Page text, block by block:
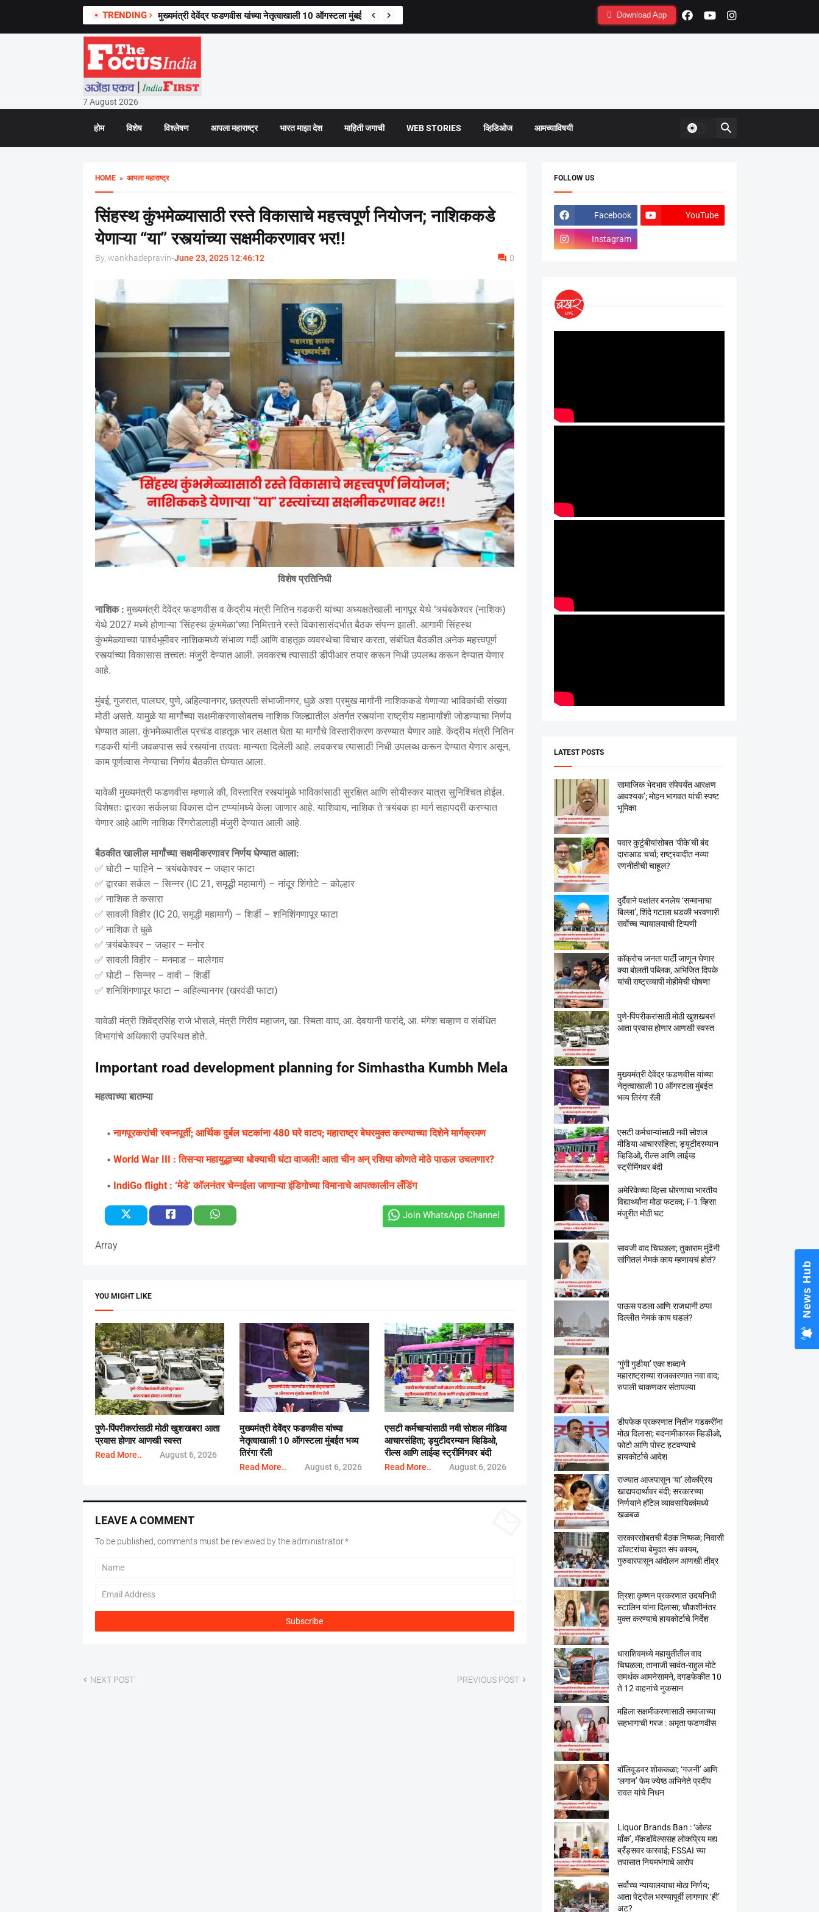
TRENDING मुख्यमंत्री देवेंद्र फडणवीस यांच्या नेतृत्वाखाली 10 ऑगस्टला मुंबईत भव्य तिरंगा रॅली Download App
7 August 2026
होम विशेष विश्लेषण आपला महाराष्ट्र भारत माझा देश माहिती जगाची WEB STORIES व्हिडिओज आमच्याविषयी
HOME» आपला महाराष्ट्र
सिंहस्थ कुंभमेळ्यासाठी रस्ते विकासाचे महत्त्वपूर्ण नियोजन; नाशिककडे
येणाऱ्या “या” रस्त्यांच्या सक्षमीकरणावर भर!!
By, wankhadepravin-June 23, 2025 12:46:12 0
विशेष प्रतिनिधी
नाशिक : मुख्यमंत्री देवेंद्र फडणवीस व केंद्रीय मंत्री नितिन गडकरी यांच्या अध्यक्षतेखाली नागपूर येथे ‘त्र्यंबकेश्वर (नाशिक)
येथे 2027 मध्ये होणाऱ्या ‘सिंहस्थ कुंभमेळा’च्या निमित्ताने रस्ते विकासासंदर्भात बैठक संपन्न झाली. आगामी सिंहस्थ
कुंभमेळ्याच्या पार्श्वभूमीवर नाशिकमध्ये संभाव्य गर्दी आणि वाहतूक व्यवस्थेचा विचार करता, संबंधित बैठकीत अनेक महत्त्वपूर्ण
रस्त्यांच्या विकासास तत्त्वतः मंजुरी देण्यात आली. लवकरच त्यासाठी डीपीआर तयार करून निधी उपलब्ध करून देण्यात येणार
आहे.
मुंबई, गुजरात, पालघर, पुणे, अहिल्यानगर, छत्रपती संभाजीनगर, धुळे अशा प्रमुख मार्गांनी नाशिककडे येणाऱ्या भाविकांची संख्या
मोठी असते. यामुळे या मार्गांच्या सक्षमीकरणासोबतच नाशिक जिल्ह्यातील अंतर्गत रस्त्यांना राष्ट्रीय महामार्गांशी जोडण्याचा निर्णय
घेण्यात आला. कुंभमेळ्यातील प्रचंड वाहतूक भार लक्षात घेता या मार्गांचे विस्तारीकरण करण्यात येणार आहे. केंद्रीय मंत्री नितिन
गडकरी यांनी जवळपास सर्व रस्त्यांना तत्वतः मान्यता दिलेली आहे. लवकरच त्यासाठी निधी उपलब्ध करून देण्यात येणार असून,
काम पूर्णत्वास नेण्याचा निर्णय बैठकीत घेण्यात आला.
यावेळी मुख्यमंत्री फडणवीस म्हणाले की, विस्तारित रस्त्यांमुळे भाविकांसाठी सुरक्षित आणि सोयीस्कर यात्रा सुनिश्चित होईल.
विशेषतः द्वारका सर्कलचा विकास दोन टप्प्यांमध्ये केला जाणार आहे. याशिवाय, नाशिक ते त्र्यंबक हा मार्ग सहापदरी करण्यात
येणार आहे आणि नाशिक रिंगरोडलाही मंजुरी देण्यात आली आहे.
बैठकीत खालील मार्गांच्या सक्षमीकरणावर निर्णय घेण्यात आला:
✅ घोटी – पाहिने – त्र्यंबकेश्वर – जव्हार फाटा
✅ द्वारका सर्कल – सिन्नर (IC 21, समृद्धी महामार्ग) – नांदूर शिंगोटे – कोल्हार
✅ नाशिक ते कसारा
✅ सावली विहीर (IC 20, समृद्धी महामार्ग) – शिर्डी – शनिशिंगणापूर फाटा
✅ नाशिक ते धुळे
✅ त्र्यंबकेश्वर – जव्हार – मनोर
✅ सावली विहीर – मनमाड – मालेगाव
✅ घोटी – सिन्नर – वावी – शिर्डी
✅ शनिशिंगणापूर फाटा – अहिल्यानगर (खरवंडी फाटा)
यावेळी मंत्री शिवेंद्रसिंह राजे भोसले, मंत्री गिरीष महाजन, खा. स्मिता वाघ, आ. देवयानी फरांदे, आ. मंगेश चव्हाण व संबंधित
विभागांचे अधिकारी उपस्थित होते.
Important road development planning for Simhastha Kumbh Mela
महत्वाच्या बातम्या
नागपूरकरांची स्वप्नपूर्ती; आर्थिक दुर्बल‌ घटकांना 480 घरे वाटप; महाराष्ट्र बेघरमुक्त करण्याच्या दिशेने मार्गक्रमण
World War III : तिसऱ्या महायुद्धाच्या धोक्याची घंटा वाजली! आता चीन अन् रशिया कोणते मोठे पाऊल उचलणार?
IndiGo flight : ‘मेडे’ कॉलनंतर चेन्नईला जाणाऱ्या इंडिगोच्या विमानाचे आपत्कालीन लँडिंग
Join WhatsApp Channel
Array
YOU MIGHT LIKE
पुणे-पिंपरीकरांसाठी मोठी खुशखबर! आता
प्रवास होणार आणखी स्वस्त
Read More.. August 6, 2026
मुख्यमंत्री देवेंद्र फडणवीस यांच्या
नेतृत्वाखाली 10 ऑगस्टला मुंबईत भव्य
तिरंगा रॅली
Read More.. August 6, 2026
एसटी कर्मचाऱ्यांसाठी नवी सोशल मीडिया
आचारसंहिता; ड्युटीदरम्यान व्हिडिओ,
रील्स आणि लाईव्ह स्ट्रीमिंगवर बंदी
Read More.. August 6, 2026
LEAVE A COMMENT
To be published, comments must be reviewed by the administrator.*
NEXT POST PREVIOUS POST
FOLLOW US
Facebook YouTube
Instagram
LATEST POSTS
सामाजिक भेदभाव संपेपर्यंत आरक्षण
आवश्यक’; मोहन भागवत यांची स्पष्ट
भूमिका
पवार कुटुंबीयांसोबत ‘पीके’ची बंद
दाराआड चर्चा; राष्ट्रवादीत नव्या
रणनीतीची चाहूल?
दुर्दैवाने पक्षांतर बनलेय ‘सन्मानाचा
बिल्ला’, शिंदे गटाला धडकी भरवणारी
सर्वाेच्च न्यायालयाची टिप्पणी
काॅक्राेच जनता पार्टी जाणून घेणार
क्या बाेलती पब्लिक, अभिजित दिपके
यांची राष्ट्रव्यापी माेहीमेची घाेषणा
पुणे-पिंपरीकरांसाठी मोठी खुशखबर!
आता प्रवास होणार आणखी स्वस्त
मुख्यमंत्री देवेंद्र फडणवीस यांच्या
नेतृत्वाखाली 10 ऑगस्टला मुंबईत
भव्य तिरंगा रॅली
एसटी कर्मचाऱ्यांसाठी नवी सोशल
मीडिया आचारसंहिता; ड्युटीदरम्यान
व्हिडिओ, रील्स आणि लाईव्ह
स्ट्रीमिंगवर बंदी
अमेरिकेच्या व्हिसा धोरणाचा भारतीय
विद्यार्थ्यांना मोठा फटका; F-1 व्हिसा
मंजुरीत मोठी घट
सावजी वाद चिघळला; तुकाराम मुंढेंनी
सांगितलं नेमकं काय म्हणायचं होतं?
पाऊस पडला आणि राजधानी ठप्प!
दिल्लीत नेमकं काय घडलं?
‘गुंगी गुडीया’ एका शब्दाने
महाराष्ट्राच्या राजकारणात नवा वाद;
रुपाली चाकणकर संतापल्या
डीपफेक प्रकरणात नितीन गडकरींना
मोठा दिलासा; बदनामीकारक व्हिडीओ,
फोटो आणि पोस्ट हटवण्याचे
हायकोर्टाचे आदेश
राज्यात आजपासून ‘या’ लोकप्रिय
खाद्यपदार्थावर बंदी; सरकारच्या
निर्णयाने हॉटेल व्यावसायिकांमध्ये
खळबळ
सरकारसोबतची बैठक निष्फळ; निवासी
डॉक्टरांचा बेमुदत संप कायम,
गुरुवारपासून आंदोलन आणखी तीव्र
त्रिशा कृष्णन प्रकरणात उदयनिधी
स्टालिन यांना दिलासा; चौकशीनंतर
मुक्त करण्याचे हायकोर्टाचे निर्देश
धाराशिवमध्ये महायुतीतील वाद
चिघळला; तानाजी सावंत-राहुल मोटे
समर्थक आमनेसामने, दगडफेकीत 10
ते 12 वाहनांचे नुकसान
महिला सक्षमीकरणासाठी समाजाच्या
सहभागाची गरज : अमृता फडणवीस
बॉलिवूडवर शोककळा; ‘गजनी’ आणि
‘लगान’ फेम ज्येष्ठ अभिनेते प्रदीप
रावत यांचे निधन
Liquor Brands Ban : ‘ओल्ड
मॉंक’, मॅकडॉवेल्ससह लोकप्रिय मद्य
ब्रँड्सवर कारवाई; FSSAI च्या
तपासात नियमभंगाचे आरोप
सर्वोच्च न्यायालयाचा मोठा निर्णय;
आता पेट्रोल भरण्यापूर्वी लागणार ‘ही’
अट?
News Hub